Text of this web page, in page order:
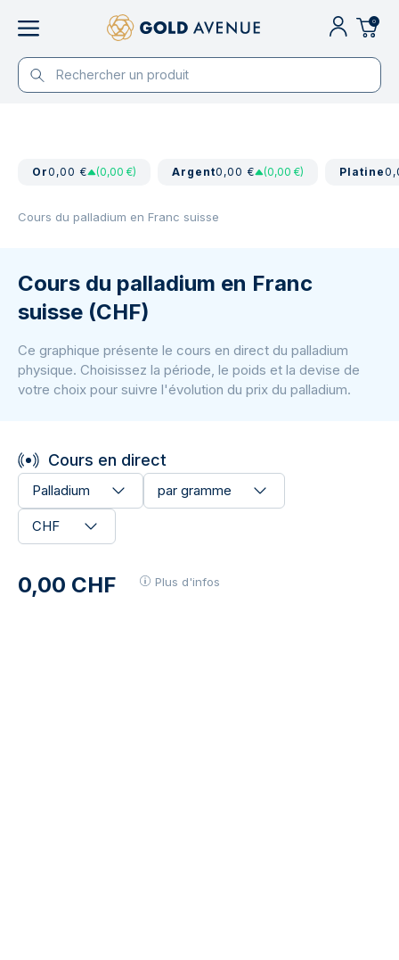
0
Or0,00 € (0,00 €) Argent0,00 € (0,00 €) Platine
Cours du palladium en Franc suisse
Cours du palladium en Franc
suisse (CHF)
Ce graphique présente le cours en direct du palladium
physique. Choisissez la période, le poids et la devise de
votre choix pour suivre l'évolution du prix du palladium.
Cours en direct
Palladium par gramme
CHF
0,00 CHF Plus d'infos